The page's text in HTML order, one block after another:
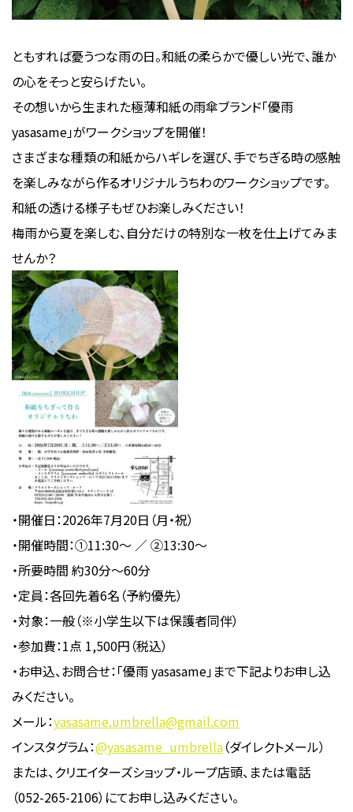
ともすれば憂うつな雨の日。和紙の柔らかで優しい光で、誰か
の心をそっと安らげたい。
その想いから生まれた極薄和紙の雨傘ブランド「優雨
yasasame」がワークショップを開催！
さまざまな種類の和紙からハギレを選び、手でちぎる時の感触
を楽しみながら作るオリジナルうちわのワークショップです。
和紙の透ける様子もぜひお楽しみください！
梅雨から夏を楽しむ、自分だけの特別な一枚を仕上げてみま
せんか？
・開催日：2026年7月20日（月・祝）
・開催時間：①11:30〜 ／ ②13:30〜
・所要時間 約30分〜60分
・定員：各回先着6名（予約優先）
・対象：一般（※小学生以下は保護者同伴）
・参加費：1点 1,500円（税込）
・お申込、お問合せ：「優雨 yasasame」まで下記よりお申し込
みください。
メール：yasasame.umbrella@gmail.com
インスタグラム：@yasasame_umbrella（ダイレクトメール）
または、クリエイターズショップ・ループ店頭、または電話
（052-265-2106）にてお申し込みください。